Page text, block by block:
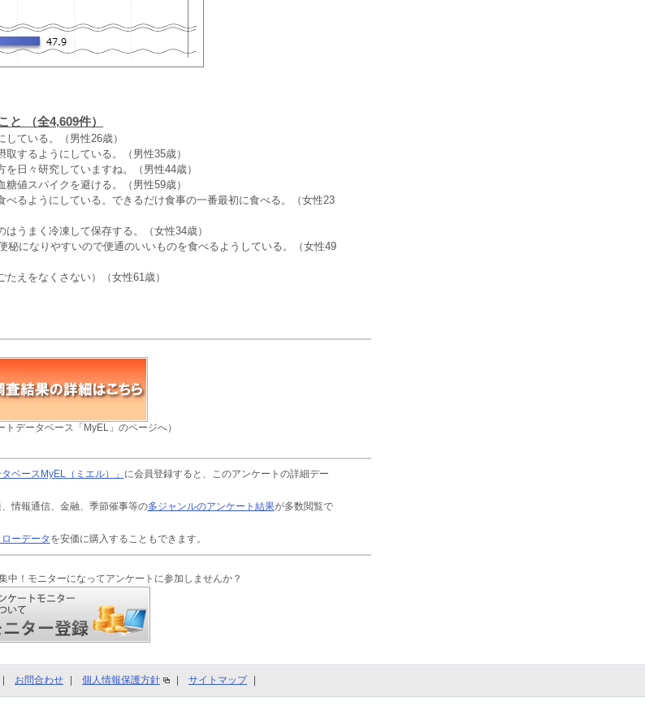
と （全4,609件）
ている。（男性26歳）
するようにしている。（男性35歳）
日々研究していますね。（男性44歳）
値スパイクを避ける。（男性59歳）
べるようにしている。できるだけ食事の一番最初に食べる。（女性23
うまく冷凍して保存する。（女性34歳）
秘になりやすいので便通のいいものを食べるようしている。（女性49
えをなくさない）（女性61歳）
トデータベース「MyEL」のページへ）
ベースMyEL（ミエル）」 に会員登録すると、このアンケートの詳細デー
情報通信、金融、季節催事等の多ジャンルのアンケート結果が多数閲覧で
ーデータ を安価に購入することもできます。
中！モニターになってアンケートに参加しませんか？
お問合わせ 個人情報保護方針 サイトマップ